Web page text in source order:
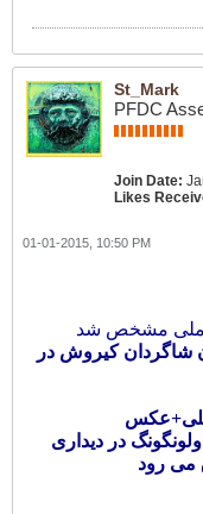
St_Mark
PFDC
Join Date:
Likes
01-01-2015, 10:50 PM
ملی مشخص شد
شاگردان کیروش در
در دیداری